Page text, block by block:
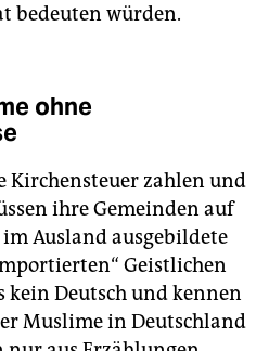
bedeuten würden.
ohne
Kirchensteuer zahlen und
ihre Gemeinden auf
Ausland ausgebildete
Geistlichen
kein Deutsch und kennen
Muslime in Deutschland